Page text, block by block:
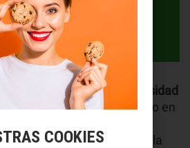
de
medida de la intensidad
uso y aplicación es aplicado en
siendo necesario para
o el flujo de energía en la
COOKIES